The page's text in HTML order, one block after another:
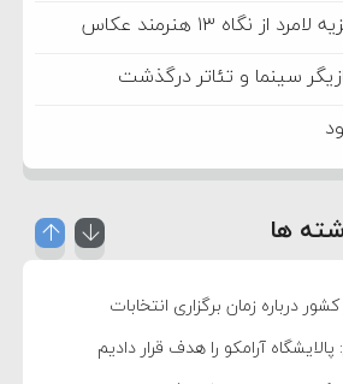
نگاه ۱۳ هنرمند عکاس
سینما و تئاتر درگذشت
ها
درباره زمان برگزاری انتخابات
آرامکو را هدف قرار دادیم